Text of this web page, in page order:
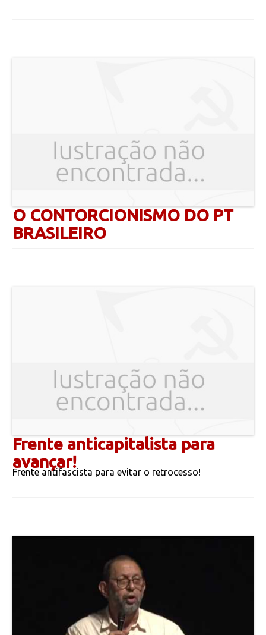
O CONTORCIONISMO DO PT
BRASILEIRO
Frente anticapitalista para
avançar!
Frente antifascista para evitar o retrocesso!